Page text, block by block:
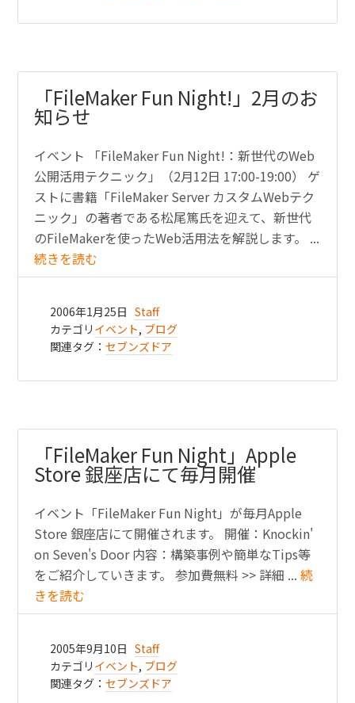
「FileMaker Fun Night!」2月のお
知らせ
イベント 「FileMaker Fun Night!：新世代のWeb
公開活用テクニック」（2月12日 17:00-19:00） ゲ
ストに書籍「FileMaker Server カスタムWebテク
ニック」の著者である松尾篤氏を迎えて、新世代
のFileMakerを使ったWeb活用法を解説します。 ...
続きを読む
2006年1月25日 Staff
カテゴリ イベント, ブログ
関連タグ：セブンズドア
「FileMaker Fun Night」Apple
Store 銀座店にて毎月開催
イベント「FileMaker Fun Night」が毎月Apple
Store 銀座店にて開催されます。 開催：Knockin'
on Seven's Door 内容：構築事例や簡単なTips等
をご紹介していきます。 参加費無料 >> 詳細 ...続
きを読む
2005年9月10日 Staff
カテゴリ イベント, ブログ
関連タグ：セブンズドア